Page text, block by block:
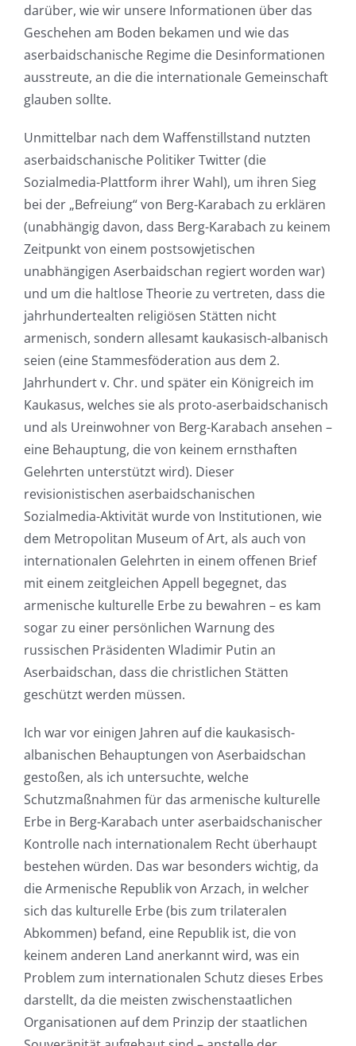
darüber, wie wir unsere Informationen über das
Geschehen am Boden bekamen und wie das
aserbaidschanische Regime die Desinformationen
ausstreute, an die die internationale Gemeinschaft
glauben sollte.
Unmittelbar nach dem Waffenstillstand nutzten
aserbaidschanische Politiker Twitter (die
Sozialmedia-Plattform ihrer Wahl), um ihren Sieg
bei der „Befreiung“ von Berg-Karabach zu erklären
(unabhängig davon, dass Berg-Karabach zu keinem
Zeitpunkt von einem postsowjetischen
unabhängigen Aserbaidschan regiert worden war)
und um die haltlose Theorie zu vertreten, dass die
jahrhundertealten religiösen Stätten nicht
armenisch, sondern allesamt kaukasisch-albanisch
seien (eine Stammesföderation aus dem 2.
Jahrhundert v. Chr. und später ein Königreich im
Kaukasus, welches sie als proto-aserbaidschanisch
und als Ureinwohner von Berg-Karabach ansehen –
eine Behauptung, die von keinem ernsthaften
Gelehrten unterstützt wird). Dieser
revisionistischen aserbaidschanischen
Sozialmedia-Aktivität wurde von Institutionen, wie
dem Metropolitan Museum of Art, als auch von
internationalen Gelehrten in einem offenen Brief
mit einem zeitgleichen Appell begegnet, das
armenische kulturelle Erbe zu bewahren – es kam
sogar zu einer persönlichen Warnung des
russischen Präsidenten Wladimir Putin an
Aserbaidschan, dass die christlichen Stätten
geschützt werden müssen.
Ich war vor einigen Jahren auf die kaukasisch-
albanischen Behauptungen von Aserbaidschan
gestoßen, als ich untersuchte, welche
Schutzmaßnahmen für das armenische kulturelle
Erbe in Berg-Karabach unter aserbaidschanischer
Kontrolle nach internationalem Recht überhaupt
bestehen würden. Das war besonders wichtig, da
die Armenische Republik von Arzach, in welcher
sich das kulturelle Erbe (bis zum trilateralen
Abkommen) befand, eine Republik ist, die von
keinem anderen Land anerkannt wird, was ein
Problem zum internationalen Schutz dieses Erbes
darstellt, da die meisten zwischenstaatlichen
Organisationen auf dem Prinzip der staatlichen